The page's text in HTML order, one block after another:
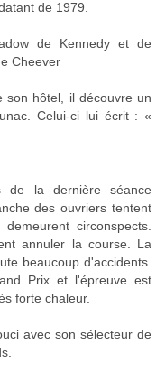
de 1979.
de Kennedy et de
Cheever
son hôtel, il découvre un
Celui-ci lui écrit : «
de la dernière séance
des ouvriers tentent
circonspects.
annuler la course. La
beaucoup d'accidents.
Prix et l'épreuve est
forte chaleur.
avec son sélecteur de